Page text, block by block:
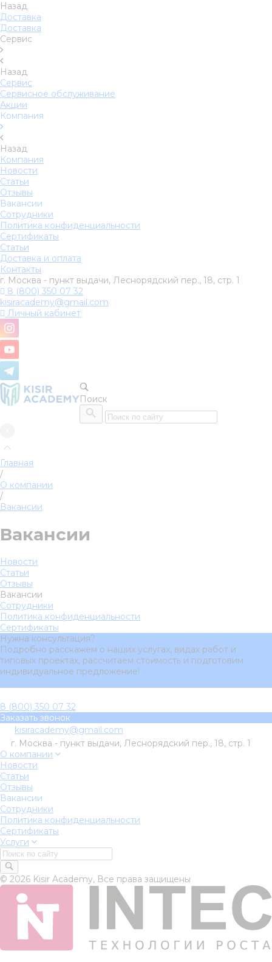
Назад
Доставка
Доставка
Сервис
Назад
Сервис
Сервисное обслуживание
Акции
Компания
Назад
Компания
Новости
Статьи
Отзывы
Вакансии
Сотрудники
Политика конфиденциальности
Сертификаты
Статьи
Доставка и оплата
Контакты
г. Москва - пункт выдачи, Леснорядский пер., 18, стр. 1
8 (800) 350 07 32
kisiracademy@gmail.com
Личный кабинет
Поиск
Главная
/
О компании
/
Вакансии
Вакансии
Новости
Статьи
Отзывы
Вакансии
Сотрудники
Политика конфиденциальности
Сертификаты
Нужна консультация?
Подробно расскажем о наших услугах, видах работ и
типовых проектах, рассчитаем стоимость и подготовим
индивидуальное предложение!
8 (800) 350 07 32
Заказать звонок
kisiracademy@gmail.com
г. Москва - пункт выдачи, Леснорядский пер., 18, стр. 1
О компании
Новости
Статьи
Отзывы
Вакансии
Сотрудники
Политика конфиденциальности
Сертификаты
Услуги
© 2026 Kisir Academy, Все права защищены